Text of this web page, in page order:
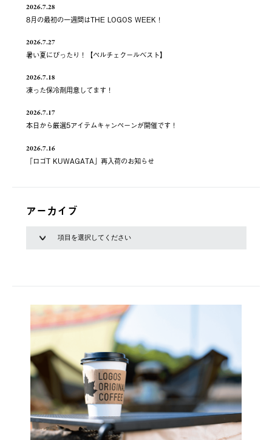
2026.7.28
8月の最初の一週間はTHE LOGOS WEEK！
2026.7.27
暑い夏にぴったり！【ペルチェクールベスト】
2026.7.18
凍った保冷剤用意してます！
2026.7.17
本日から厳選5アイテムキャンペーンが開催です！
2026.7.16
「ロゴT KUWAGATA」再入荷のお知らせ
アーカイブ